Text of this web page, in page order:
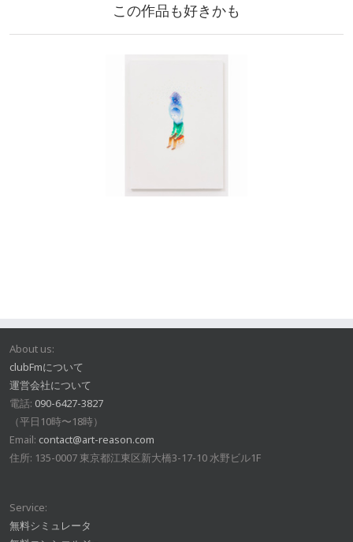
この作品も好きかも
About us:
clubFmについて
運営会社について
電話: 090-6427-3827
（平日10時〜18時）
Email: contact@art-reason.com
住所: 135-0007 東京都江東区新大橋3-17-10 水野ビル1F
Service:
無料シミュレータ